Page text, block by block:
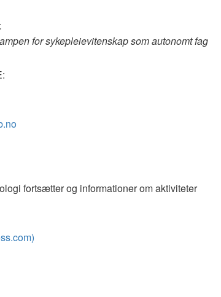
for sykepleievitenskap som autonomt fag
fortsætter og informationer om aktiviteter